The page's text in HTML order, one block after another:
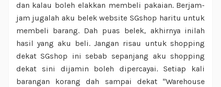
dan kalau boleh elakkan membeli pakaian. Berjam-
jam jugalah aku belek website SGshop haritu untuk
membeli barang. Dah puas belek, akhirnya inilah
hasil yang aku beli. Jangan risau untuk shopping
dekat SGshop ini sebab sepanjang aku shopping
dekat sini dijamin boleh dipercayai. Setiap kali
barangan korang dah sampai dekat "Warehouse